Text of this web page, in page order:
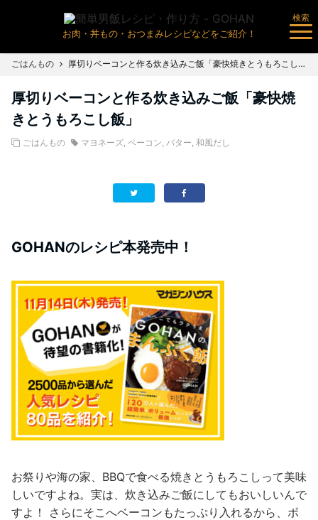
お肉・丼もの・おつまみレシピなどをご紹介！
検索
ごはんもの 厚切りベーコンと作る炊き込みご飯「豪快焼きとうもろこし飯」
厚切りベーコンと作る炊き込みご飯「豪快焼
きとうもろこし飯」
ごはんもの マヨネーズ, ベーコン, バター, 和風だし
GOHANのレシピ本発売中！
お祭りや海の家、BBQで食べる焼きとうもろこしって美味
しいですよね。実は、炊き込みご飯にしてもおいしいんで
すよ！ さらにそこへベーコンもたっぷり入れるから、ボ